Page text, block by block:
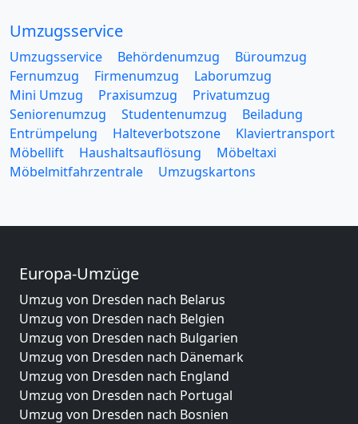
Umzugsservice
Umzugsservice Behördenumzug
Büroumzug
Fernumzug
Firmenumzug
Laborumzug
Mini Umzug
Praxisumzug
Privatumzug
Seniorenumzug
Studentenumzug
Beiladung
Entrümpelung
Halteverbotszone
Klaviertransport
Möbellift
Haushaltsauflösung
Möbeltaxi
Möbelmitfahrzentrale
Umzugskartons
Europa-Umzüge
Umzug von Dresden nach Belarus
Umzug von Dresden nach Belgien
Umzug von Dresden nach Bulgarien
Umzug von Dresden nach Dänemark
Umzug von Dresden nach England
Umzug von Dresden nach Portugal
Umzug von Dresden nach Bosnien